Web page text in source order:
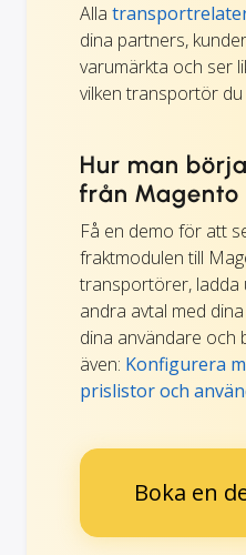
Alla
dina partners,
varumärkta och ser
vilken transportör du
Hur man
från Magento
Få en demo för att
fraktmodulen till
transportörer, ladda
andra avtal med
dina användare och
även: Konfigurera
prislistor och
Boka en